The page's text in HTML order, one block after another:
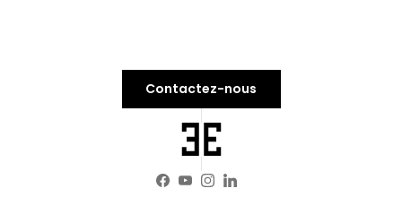
Contactez-nous
Facebook
YouTube
Instagram
LinkedIn